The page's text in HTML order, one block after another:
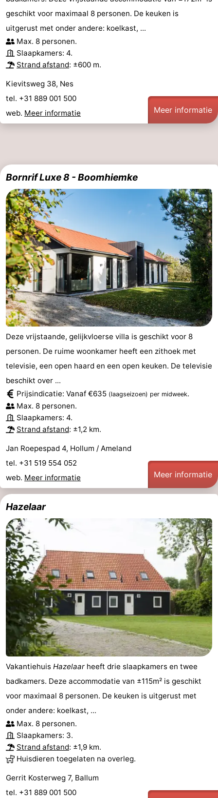
geschikt voor maximaal 8 personen. De keuken is
uitgerust met onder andere: koelkast, ...
Max. 8 personen.
Slaapkamers: 4.
Strand afstand: ±600 m.
Kievitsweg 38, Nes
tel. +31 889 001 500
web. Meer informatie Meer informatie
Bornrif Luxe 8 - Boomhiemke
Deze vrijstaande, gelijkvloerse villa is geschikt voor 8
personen. De ruime woonkamer heeft een zithoek met
televisie, een open haard en een open keuken. De televisie
beschikt over ...
Prijsindicatie: Vanaf €635 (laagseizoen) per midweek.
Max. 8 personen.
Slaapkamers: 4.
Strand afstand: ±1,2 km.
Jan Roepespad 4, Hollum / Ameland
tel. +31 519 554 052
web. Meer informatie Meer informatie
Hazelaar
Vakantiehuis Hazelaar heeft drie slaapkamers en twee
badkamers. Deze accommodatie van ±115m² is geschikt
voor maximaal 8 personen. De keuken is uitgerust met
onder andere: koelkast, ...
Max. 8 personen.
Slaapkamers: 3.
Strand afstand: ±1,9 km.
Huisdieren toegelaten na overleg.
Gerrit Kosterweg 7, Ballum
tel. +31 889 001 500